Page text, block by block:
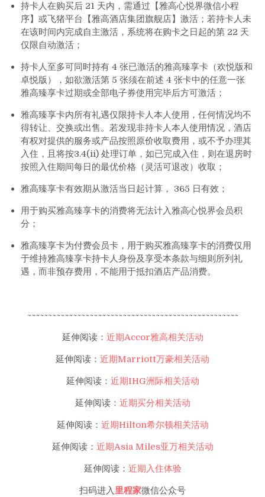
持卡人在购买后 21 天内，需通过【雅高心悦界微信小程
序】或飞猪平台【雅高酒店集团旗舰店】激活；若持卡人未
在该时间内完成自主激活，系统将在购卡之日起的第 22 天
仅限自动激活；
持卡人至多可同时持有 4 张已激活的雅高臻享卡（欢悦版和
卓悦版），如欲激活第 5 张须在前述 4 张卡中的任意一张
雅高臻享卡过期或全部电子券使用完毕后方可激活；
雅高臻享卡内所有礼遇仅限持卡人本人使用，任何情况均不
得转让、交换或出售。若发现非持卡人本人使用情况，酒店
有权对提供的服务或产品按照原价收取费用，或不予办理其
入住，且将按3.4(ii) 处理订单，如已完成入住，则在退房时
按照入住期间每日的最优价格（灵活可退改）收取；
雅高臻享卡有效期从激活当日起计算， 365 日有效；
用于购买雅高臻享卡的消费将无法计入雅高心悦界会员积
分；
雅高臻享卡为付费会员卡，用于购买雅高臻享卡的消费仅用
于维持雅高臻享卡持卡人身份及享受本条款与细则所列礼
遇，而非预存费用，不能用于抵扣酒店产品消费。
~~~~~~~~~~~~~~~~~~~~~~~~~~~~~~~~~~~~~~~~~~~~~~~~~~~
延伸阅读： 近期Accor雅高相关活动
延伸阅读： 近期Marriott万豪相关活动
延伸阅读： 近期IHG洲际相关活动
延伸阅读： 近期买分相关活动
延伸阅读： 近期Hilton希尔顿相关活动
延伸阅读： 近期Asia Miles亚万相关活动
延伸阅读： 近期入住体验
扫码进入里程家微信公众号